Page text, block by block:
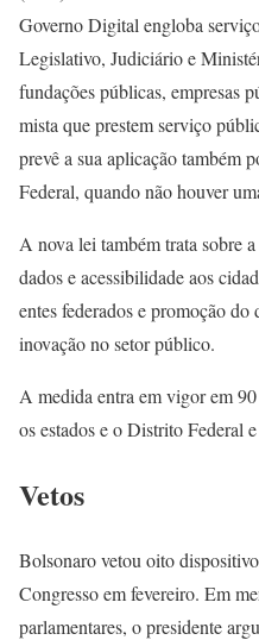
Governo Digital engloba
Legislativo, Judiciário e
fundações públicas, empresas
mista que prestem serviço
prevê a sua aplicação também
Federal, quando não houver
A nova lei também trata sobre
dados e acessibilidade aos
entes federados e promoção
inovação no setor público.
A medida entra em vigor em
os estados e o Distrito Federal
Vetos
Bolsonaro vetou oito
Congresso em fevereiro. Em
parlamentares, o presidente